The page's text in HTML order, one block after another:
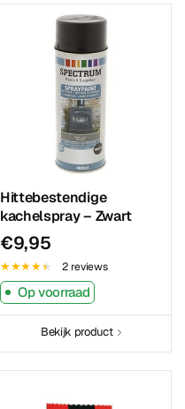
Hittebestendige
kachelspray – Zwart
€9,95
2 reviews
Op voorraad
Bekijk product